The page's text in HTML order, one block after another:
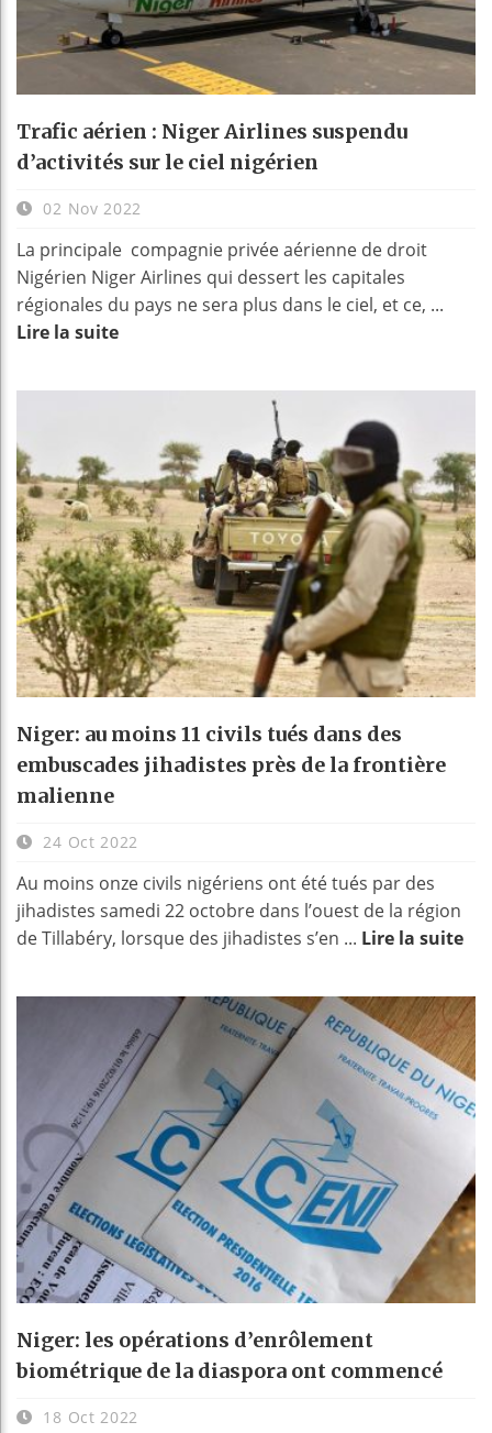
Trafic aérien : Niger Airlines suspendu
d’activités sur le ciel nigérien
02 Nov 2022
La principale compagnie privée aérienne de droit
Nigérien Niger Airlines qui dessert les capitales
régionales du pays ne sera plus dans le ciel, et ce, ...
Lire la suite
Niger: au moins 11 civils tués dans des
embuscades jihadistes près de la frontière
malienne
24 Oct 2022
Au moins onze civils nigériens ont été tués par des
jihadistes samedi 22 octobre dans l’ouest de la région
de Tillabéry, lorsque des jihadistes s’en ... Lire la suite
Niger: les opérations d’enrôlement
biométrique de la diaspora ont commencé
18 Oct 2022